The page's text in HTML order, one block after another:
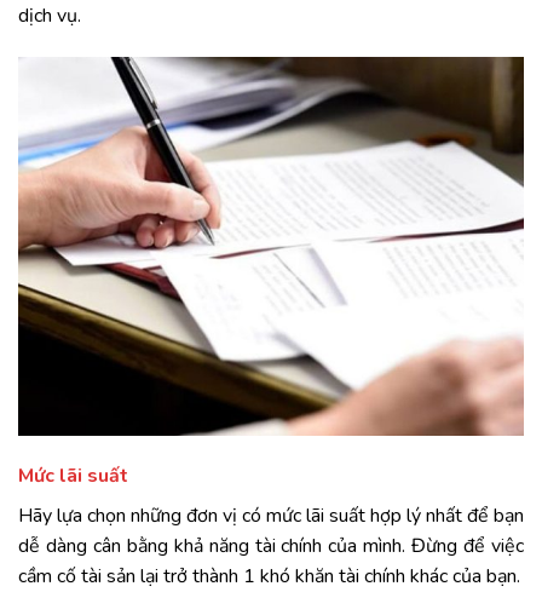
dịch vụ.
Mức lãi suất
Hãy lựa chọn những đơn vị có mức lãi suất hợp lý nhất để bạn
dễ dàng cân bằng khả năng tài chính của mình. Đừng để việc
cầm cố tài sản lại trở thành 1 khó khăn tài chính khác của bạn.